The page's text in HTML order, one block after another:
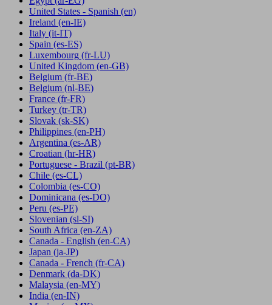
United States - Spanish (en)
Ireland (en-IE)
Italy (it-IT)
Spain (es-ES)
Luxembourg (fr-LU)
United Kingdom (en-GB)
Belgium (fr-BE)
Belgium (nl-BE)
France (fr-FR)
Turkey (tr-TR)
Slovak (sk-SK)
Philippines (en-PH)
Argentina (es-AR)
Croatian (hr-HR)
Portuguese - Brazil (pt-BR)
Chile (es-CL)
Colombia (es-CO)
Dominicana (es-DO)
Peru (es-PE)
Slovenian (sl-SI)
South Africa (en-ZA)
Canada - English (en-CA)
Japan (ja-JP)
Canada - French (fr-CA)
Denmark (da-DK)
Malaysia (en-MY)
India (en-IN)